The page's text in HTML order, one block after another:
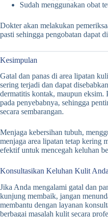
Sudah menggunakan obat
Dokter akan melakukan
pasti sehingga pengobatan dapat
Kesimpulan
Gatal dan panas di area lipatan
sering terjadi dan dapat
dermatitis kontak, maupun eksim.
pada penyebabnya, sehingga
secara sembarangan.
Menjaga kebersihan tubuh,
menjaga area lipatan tetap kering
efektif untuk mencegah keluhan
Konsultasikan Keluhan Kulit
Jika Anda mengalami gatal dan
kunjung membaik, jangan
membantu dengan layanan
berbagai masalah kulit secara